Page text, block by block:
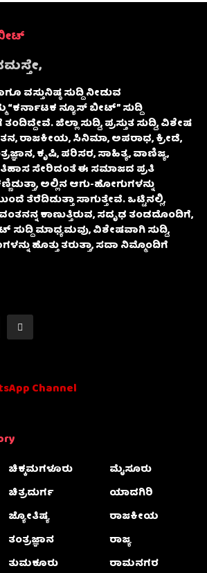
ವಸ್ತುನಿಷ್ಠ ಸುದ್ದಿ ನೀಡುವ
ನ್ಯೂಸ್ ಬೀಟ್” ಸುದ್ದಿ
ಜಿಲ್ಲಾ ಸುದ್ದಿ, ಪ್ರಸ್ತುತ ಸುದ್ದಿ, ವಿಶೇಷ
ರಾಜಕೀಯ, ಸಿನಿಮಾ, ಅಪರಾಧ, ಕ್ರೀಡೆ,
ಕೃಷಿ, ಪರಿಸರ, ಸಾಹಿತ್ಯ, ವಾಣಿಜ್ಯ,
ಸೇರಿದಂತೆ ಈ ಸಮಾಜದ ಪ್ರತಿ
ಅಲ್ಲಿನ ಆಗು-ಹೋಗುಗಳನ್ನು
ತೆರೆದಿಡುತ್ತಾ ಸಾಗುತ್ತೇವೆ. ಒಟ್ಟಿನಲ್ಲಿ,
ಕಾಣುತ್ತಿರುವ, ಸದೃಢ ತಂಡದೊಂದಿಗೆ,
ಸುದ್ದಿ ಮಾಧ್ಯಮವು, ವಿಶೇಷವಾಗಿ ಸುದ್ದಿ,
ಹೊತ್ತು ತರುತ್ತಾ, ಸದಾ ನಿಮ್ಮೊಂದಿಗೆ
Channel
ಚಿಕ್ಕಮಗಳೂರು
ಚಿತ್ರದುರ್ಗ
ಜ್ಯೋತಿಷ್ಯ
ತಂತ್ರಜ್ಞಾನ
ತುಮಕೂರು
ಮೈಸೂರು
ಯಾದಗಿರಿ
ರಾಜಕೀಯ
ರಾಜ್ಯ
ರಾಮನಗರ